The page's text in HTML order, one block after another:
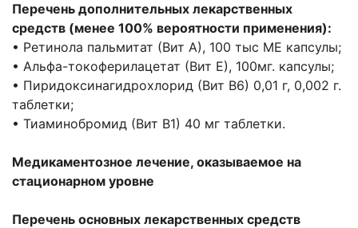
Перечень дополнительных лекарственных
средств (менее 100% вероятности применения):
• Ретинола пальмитат (Вит А), 100 тыс МЕ капсулы;
• Альфа-токоферилацетат (Вит Е), 100мг. капсулы;
• Пиридоксинагидрохлорид (Вит В6) 0,01 г, 0,002 г.
таблетки;
• Тиаминобромид (Вит В1) 40 мг таблетки.
Медикаментозное лечение, оказываемое на
стационарном уровне
Перечень основных лекарственных средств